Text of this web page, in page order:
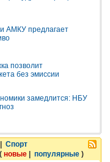
АМКУ предлагает
позволит
без эмиссии
замедлится: НБУ
| Спорт
( новые | популярные )